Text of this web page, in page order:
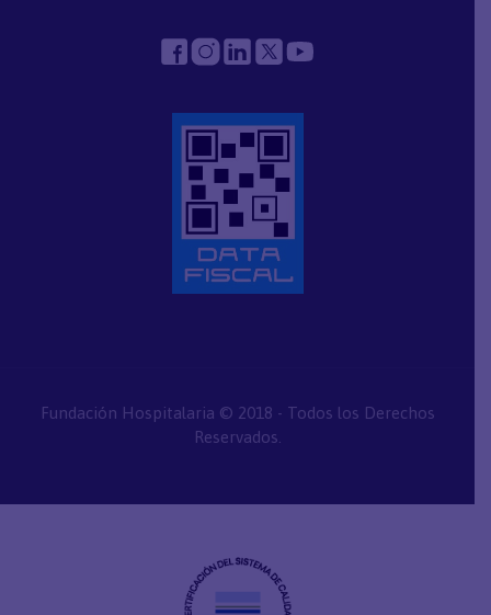
Fundación Hospitalaria © 2018 - Todos los Derechos
Reservados.